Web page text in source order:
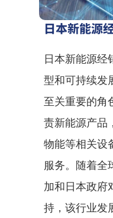
日本新能源
日本新能源经
型和可持续发
至关重要的角
责新能源产品
物能等相关设
服务。随着全
加和日本政府
持，该行业发